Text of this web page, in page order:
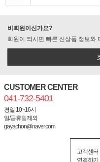
비회원이신가요?
회원이 되시면 빠른 신상품 정보와
CUSTOMER CENTER
041-732-5401
평일 10~16시
일/공휴일제외
gayachon@naver.com
고객센터
연결하기